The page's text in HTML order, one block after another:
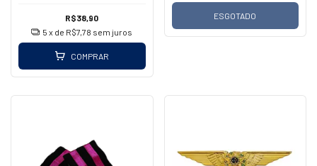
R$38,90
5 x de R$7,78 sem juros
COMPRAR
ESGOTADO